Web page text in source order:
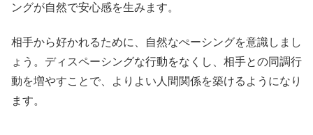
ングが自然で安心感を生みます。
相手から好かれるために、自然なぺーシングを意識しまし
ょう。ディスペーシングな行動をなくし、相手との同調行
動を増やすことで、よりよい人間関係を築けるようになり
ます。